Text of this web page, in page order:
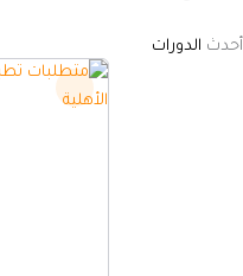
أحدث الدورات